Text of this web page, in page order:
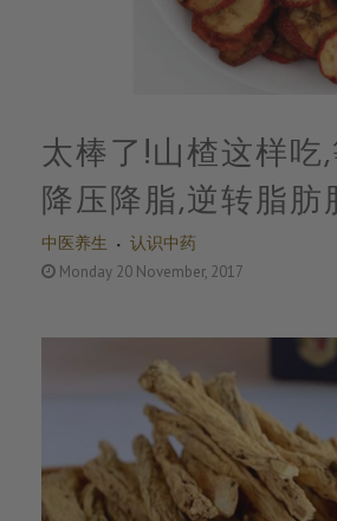
中医养生 认识中药
太棒了!山楂这样吃
降压降脂,逆转脂肪
Monday 20 November, 2017